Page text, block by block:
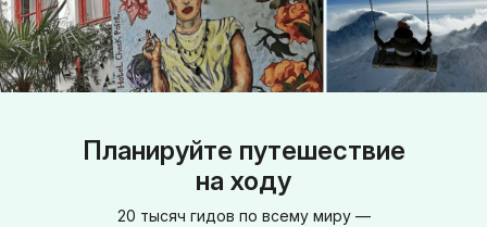
Планируйте путешествие
на ходу
20 тысяч гидов по всему миру —